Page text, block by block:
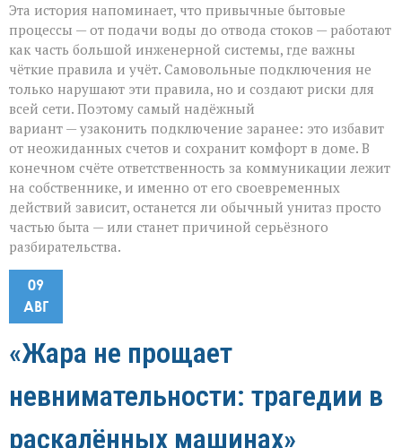
Эта история напоминает, что привычные бытовые
процессы — от подачи воды до отвода стоков — работают
как часть большой инженерной системы, где важны
чёткие правила и учёт. Самовольные подключения не
только нарушают эти правила, но и создают риски для
всей сети. Поэтому самый надёжный
вариант — узаконить подключение заранее: это избавит
от неожиданных счетов и сохранит комфорт в доме. В
конечном счёте ответственность за коммуникации лежит
на собственнике, и именно от его своевременных
действий зависит, останется ли обычный унитаз просто
частью быта — или станет причиной серьёзного
разбирательства.
09
АВГ
«Жара не прощает
невнимательности: трагедии в
раскалённых машинах»